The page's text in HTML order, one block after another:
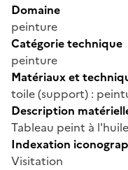
Domaine
peinture
Catégorie technique
peinture
Matériaux et
toile (support) :
Description
Tableau peint à
Indexation
Visitation